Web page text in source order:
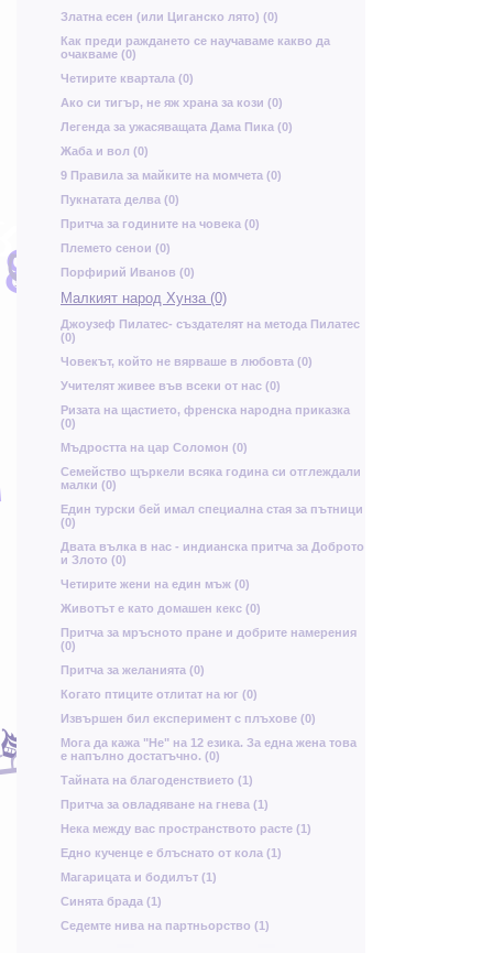
Х
н х
Л
Р
ю
К
с
Ъ
ь
щ
и
г
М
а
Й
ш
х
З
Златна есен (или Циганско лято) (0)
Как преди раждането се научаваме какво да
очакваме (0)
Четирите квартала (0)
Ако си тигър, не яж храна за кози (0)
Легенда за ужасяващата Дама Пика (0)
Жаба и вол (0)
9 Правила за майките на момчета (0)
Пукнатата делва (0)
Притча за годините на човека (0)
Племето сенои (0)
Порфирий Иванов (0)
Малкият народ Хунза (0)
Джоузеф Пилатес- създателят на метода Пилатес
(0)
Човекът, който не вярваше в любовта (0)
Учителят живее във всеки от нас (0)
Ризата на щастието, френска народна приказка
(0)
Мъдростта на цар Соломон (0)
Семейство щъркели всяка година си отглеждали
малки (0)
Един турски бей имал специална стая за пътници
(0)
Двата вълка в нас - индианска притча за Доброто
и Злото (0)
Четирите жени на един мъж (0)
Животът е като домашен кекс (0)
Притча за мръсното пране и добрите намерения
(0)
Притча за желанията (0)
Когато птиците отлитат на юг (0)
Извършен бил експеримент с плъхове (0)
Мога да кажа "Не" на 12 езика. За една жена това
е напълно достатъчно. (0)
Тайната на благоденствието (1)
Притча за овладяване на гнева (1)
Нека между вас пространството расте (1)
Едно кученце е блъснато от кола (1)
Магарицата и бодилът (1)
Синята брада (1)
Седемте нива на партньорство (1)